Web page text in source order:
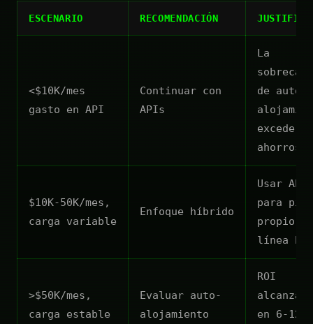
ESCENARIO RECOMENDACIÓN
<$10K/mes
gasto en API
Continuar con
APIs
La
de auto-
excede
ahorros
$10K-50K/mes,
carga variable
Enfoque híbrido
Usar APIs
para
propio
línea
>$50K/mes,
carga estable
Evaluar auto-
alojamiento
ROI
en 6-12